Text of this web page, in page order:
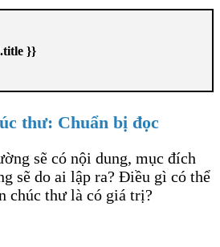
}}
thư: Chuẩn bị đọc
sẽ có nội dung, mục đích
sẽ do ai lập ra? Điều gì có thể
chúc thư là có giá trị?